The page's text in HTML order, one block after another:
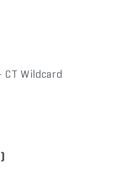
CT Wildcard